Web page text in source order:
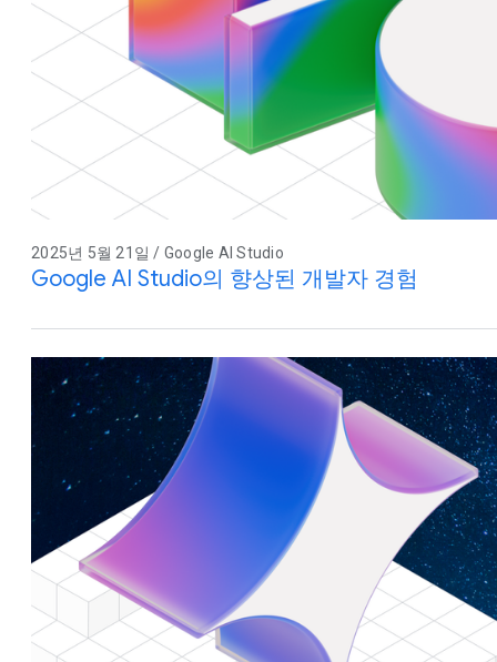
2025년 5월 21일 / Google AI Studio
Google AI Studio의 향상된 개발자 경험